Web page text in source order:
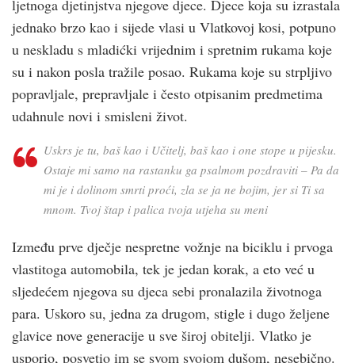
ljetnoga djetinjstva njegove djece. Djece koja su izrastala
jednako brzo kao i sijede vlasi u Vlatkovoj kosi, potpuno
u neskladu s mladićki vrijednim i spretnim rukama koje
su i nakon posla tražile posao. Rukama koje su strpljivo
popravljale, prepravljale i često otpisanim predmetima
udahnule novi i smisleni život.
Uskrs je tu, baš kao i Učitelj, baš kao i one stope u pijesku.
Ostaje mi samo na rastanku ga psalmom pozdraviti – Pa da
mi je i dolinom smrti proći, zla se ja ne bojim, jer si Ti sa
mnom. Tvoj štap i palica tvoja utjeha su meni
Između prve dječje nespretne vožnje na biciklu i prvoga
vlastitoga automobila, tek je jedan korak, a eto već u
sljedećem njegova su djeca sebi pronalazila životnoga
para. Uskoro su, jedna za drugom, stigle i dugo željene
glavice nove generacije u sve široj obitelji. Vlatko je
usporio, posvetio im se svom svojom dušom, nesebično.